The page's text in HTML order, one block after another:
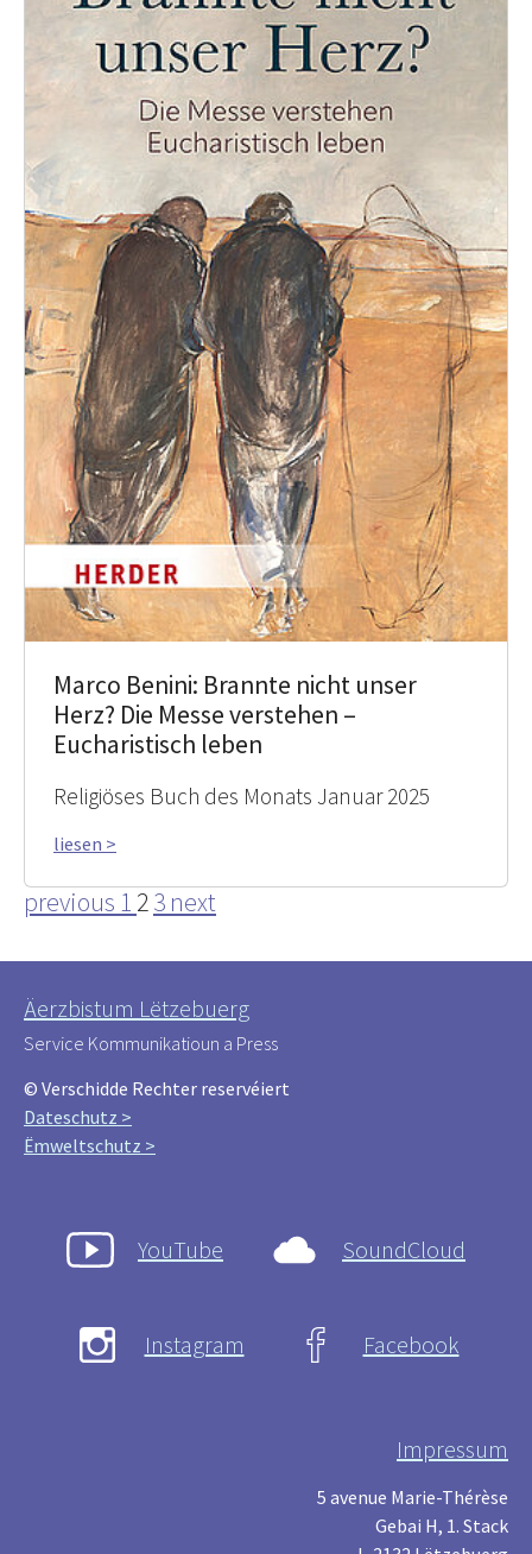
Marco Benini: Brannte nicht unser
Herz? Die Messe verstehen –
Eucharistisch leben
Religiöses Buch des Monats Januar 2025
liesen >
previous 1 23 next
Äerzbistum Lëtzebuerg
Service Kommunikatioun a Press
© Verschidde Rechter reservéiert
Dateschutz >
Ëmweltschutz >
YouTube SoundCloud
Instagram Facebook
Impressum
5 avenue Marie-Thérèse
Gebai H, 1. Stack